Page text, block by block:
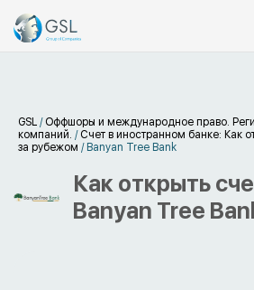
GSL / Оффшоры и международное право.
компаний. / Счет в иностранном банке: Как
за рубежом / Banyan Tree Bank
Как открыть
Banyan Tree